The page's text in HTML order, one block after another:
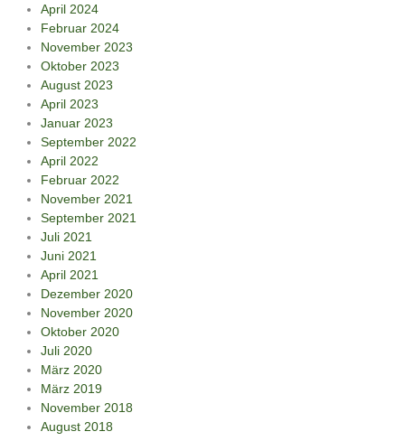
April 2024
Februar 2024
November 2023
Oktober 2023
August 2023
April 2023
Januar 2023
September 2022
April 2022
Februar 2022
November 2021
September 2021
Juli 2021
Juni 2021
April 2021
Dezember 2020
November 2020
Oktober 2020
Juli 2020
März 2020
März 2019
November 2018
August 2018